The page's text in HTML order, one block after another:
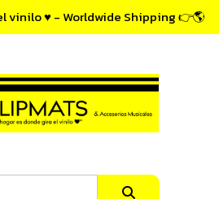
vinilo ♥ - Worldwide Shipping 👉🌎